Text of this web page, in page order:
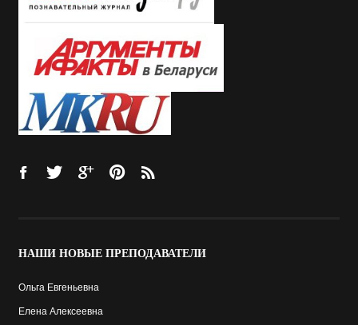
НАШИ НОВЫЕ ПРЕПОДАВАТЕЛИ
Ольга Евгеньевна
Елена Алексеевна